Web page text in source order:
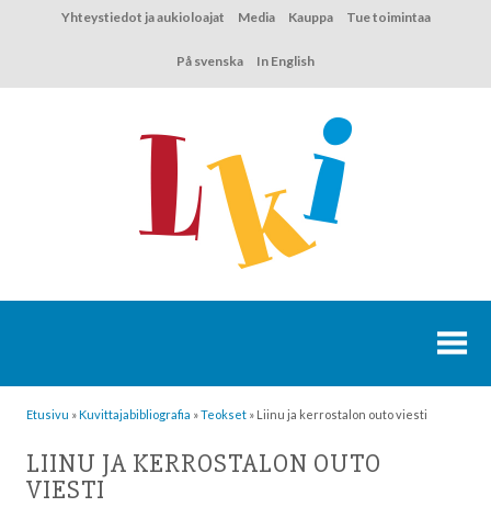
Yhteystiedot ja aukioloajat Media Kauppa Tue toimintaa
På svenska In English
Etusivu »Kuvittaja­bibliografia »Teokset » Liinu ja kerrostalon outo viesti
LIINU JA KERROSTALON OUTO
VIESTI